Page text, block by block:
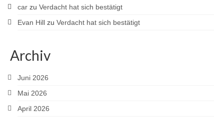
car zu Verdacht hat sich bestätigt
Evan Hill zu Verdacht hat sich bestätigt
Archiv
Juni 2026
Mai 2026
April 2026